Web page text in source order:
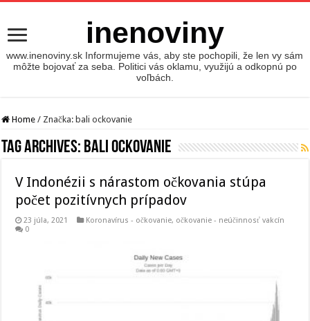
inenoviny
www.inenoviny.sk Informujeme vás, aby ste pochopili, že len vy sám
môžte bojovať za seba. Politici vás oklamu, využijú a odkopnú po
voľbách.
Home / Značka: bali ockovanie
Tag Archives: bali ockovanie
V Indonézii s nárastom očkovania stúpa
počet pozitívnych prípadov
23 júla, 2021 Koronavírus - očkovanie, očkovanie - neúčinnosť vakcín
0